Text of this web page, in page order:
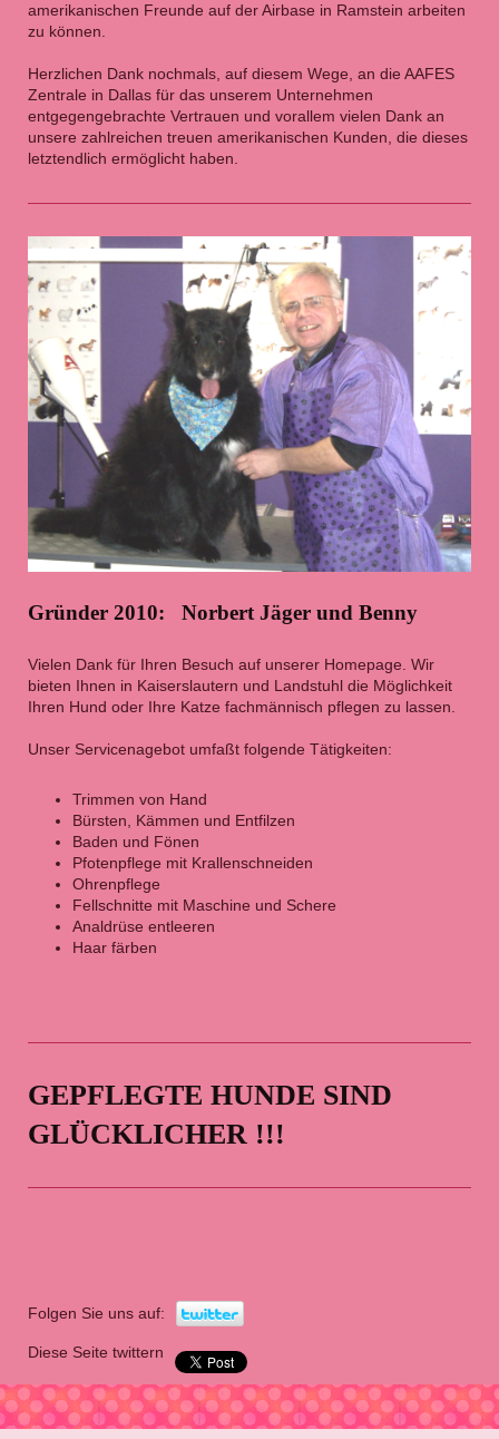
amerikanischen Freunde auf der Airbase in Ramstein arbeiten
zu können.
Herzlichen Dank nochmals, auf diesem Wege, an die AAFES
Zentrale in Dallas für das unserem Unternehmen
entgegengebrachte Vertrauen und vorallem vielen Dank an
unsere zahlreichen treuen amerikanischen Kunden, die dieses
letztendlich ermöglicht haben.
Gründer 2010: Norbert Jäger und Benny
Vielen Dank für Ihren Besuch auf unserer Homepage. Wir
bieten Ihnen in Kaiserslautern und Landstuhl die Möglichkeit
Ihren Hund oder Ihre Katze fachmännisch pflegen zu lassen.
Unser Servicenagebot umfaßt folgende Tätigkeiten:
Trimmen von Hand
Bürsten, Kämmen und Entfilzen
Baden und Fönen
Pfotenpflege mit Krallenschneiden
Ohrenpflege
Fellschnitte mit Maschine und Schere
Analdrüse entleeren
Haar färben
GEPFLEGTE HUNDE SIND
GLÜCKLICHER !!!
Folgen Sie uns auf:
Diese Seite twittern